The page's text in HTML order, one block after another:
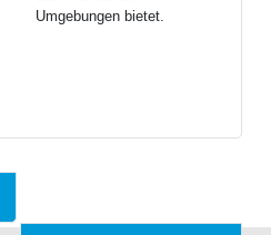
Umgebungen bietet.